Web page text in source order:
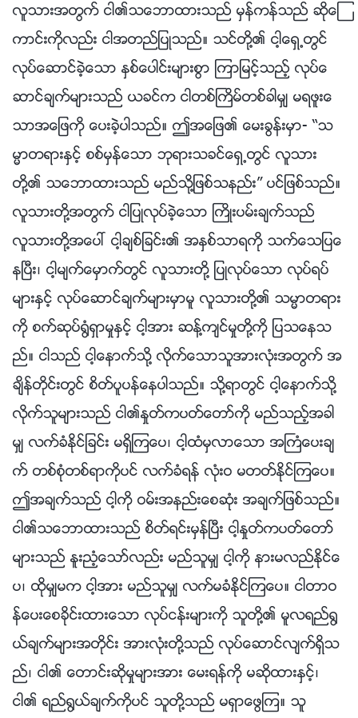
လူသားအတြက္ ငါ၏သေဘာထားသည္ မွန္ကန္သည္ ဆိုေၾ
ကာင္းကိုလည္း ငါအတည္ျပဳသည္။ သင္တို႔၏ ငါ့ေရွ႕တြင္
လုပ္ေဆာင္ခဲ့ေသာ ႏွစ္ေပါင္းမ်ားစြာ ၾကာျမင့္သည့္ လုပ္ေ
ဆာင္ခ်က္မ်ားသည္ ယခင္က ငါတစ္ႀကိမ္တစ္ခါမွ် မရဖူးေ
သာအေျဖကို ေပးခဲ့ပါသည္။ ဤအေျဖ၏ ေမးခြန္းမွာ- “သ
မၼာတရားႏွင့္ စစ္မွန္ေသာ ဘုရားသခင္ေရွ႕တြင္ လူသား
တို႔၏ သေဘာထားသည္ မည္သို႔ျဖစ္သနည္း” ပင္ျဖစ္သည္။
လူသားတို႔အတြက္ ငါျပဳလုပ္ခဲ့ေသာ ႀကိဳးပမ္းခ်က္သည္
လူသားတို႔အေပၚ ငါ့ခ်စ္ျခင္း၏ အႏွစ္သာရကို သက္ေသျပေ
နၿပီး၊ ငါ့မ်က္ေမွာက္တြင္ လူသားတို႔ ျပဳလုပ္ေသာ လုပ္ရပ္
မ်ားႏွင့္ လုပ္ေဆာင္ခ်က္မ်ားမွာမူ လူသားတို႔၏ သမၼာတရား
ကို စက္ဆုပ္႐ြံရွာမႈႏွင့္ ငါ့အား ဆန္႔က်င္မႈတို႔ကို ျပသေနသ
ည္။ ငါသည္ ငါ့ေနာက္သို႔ လိုက္ေသာသူအားလုံးအတြက္ အ
ခ်ိန္တိုင္းတြင္ စိတ္ပူပန္ေနပါသည္။ သို႔ရာတြင္ ငါ့ေနာက္သို႔
လိုက္သူမ်ားသည္ ငါ၏ႏႈတ္ကပတ္ေတာ္ကို မည္သည့္အခါ
မွ် လက္ခံႏိုင္ျခင္း မရွိၾကေပ၊ ငါ့ထံမွလာေသာ အႀကံေပးခ်
က္ တစ္စုံတစ္ရာကိုပင္ လက္ခံရန္ လုံးဝ မတတ္ႏိုင္ၾကေပ။
ဤအခ်က္သည္ ငါ့ကို ဝမ္းအနည္းေစဆုံး အခ်က္ျဖစ္သည္။
ငါ၏သေဘာထားသည္ စိတ္ရင္းမွန္ၿပီး ငါ့ႏႈတ္ကပတ္ေတာ္
မ်ားသည္ ႏူးညံ့ေသာ္လည္း မည္သူမွ် ငါ့ကို နားမလည္ႏိုင္ေ
ပ၊ ထိုမွ်မက ငါ့အား မည္သူမွ် လက္မခံႏိုင္ၾကေပ။ ငါတာဝ
န္ေပးေစခိုင္းထားေသာ လုပ္ငန္းမ်ားကို သူတို႔၏ မူလရည္႐ြ
ယ္ခ်က္မ်ားအတိုင္း အားလုံးတို႔သည္ လုပ္ေဆာင္လ်က္ရွိသ
ည္၊ ငါ၏ ေတာင္းဆိုမႈမ်ားအား ေမးရန္ကို မဆိုထားႏွင့္၊
ငါ၏ ရည္႐ြယ္ခ်က္ကိုပင္ သူတို႔သည္ မရွာေဖြၾက။ သူ